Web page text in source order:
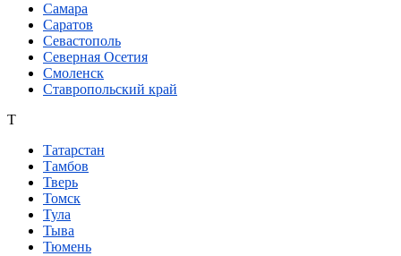
Самара
Саратов
Севастополь
Северная Осетия
Смоленск
Ставропольский край
Т
Татарстан
Тамбов
Тверь
Томск
Тула
Тыва
Тюмень